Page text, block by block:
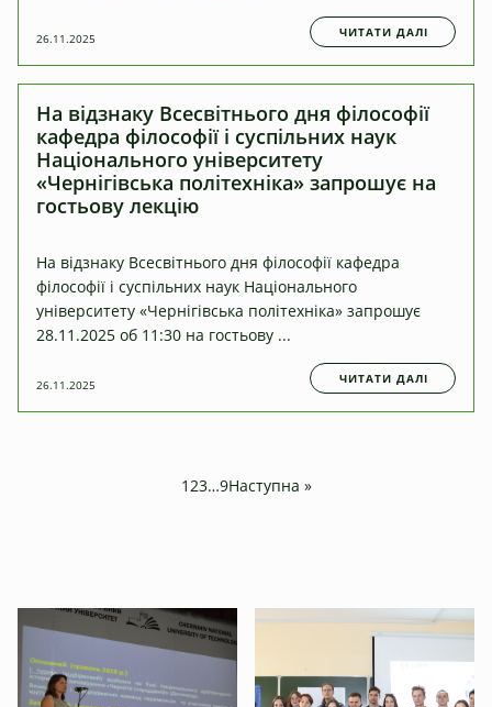
26.11.2025 ЧИТАТИ ДАЛІ
На відзнаку Всесвітнього дня філософії
кафедра філософії і суспільних наук
Національного університету
«Чернігівська політехніка» запрошує на
гостьову лекцію
На відзнаку Всесвітнього дня філософії кафедра
філософії і суспільних наук Національного
університету «Чернігівська політехніка» запрошує
28.11.2025 об 11:30 на гостьову ...
26.11.2025 ЧИТАТИ ДАЛІ
123…9Наступна »
Студентське життя